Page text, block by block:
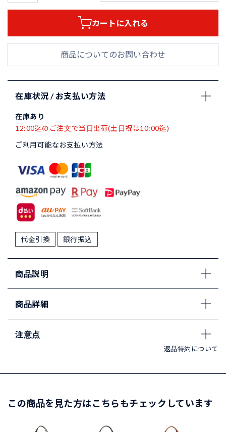
カートに入れる
商品についてのお問い合わせ
在庫状況 / お支払い方法
在庫あり
12:00迄のご注文で当日出荷(土日祝は10:00迄)
ご利用可能なお支払い方法
代金引換 銀行振込
商品説明
商品詳細
注意点
返品特約について
この商品を見た方はこちらもチェックしています